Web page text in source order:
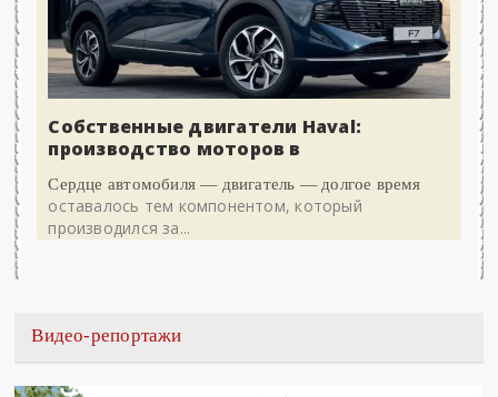
Собственные двигатели Haval:
производство моторов в
Сердце автомобиля — двигатель — долгое время
оставалось тем компонентом, который
производился за...
Видео-репортажи